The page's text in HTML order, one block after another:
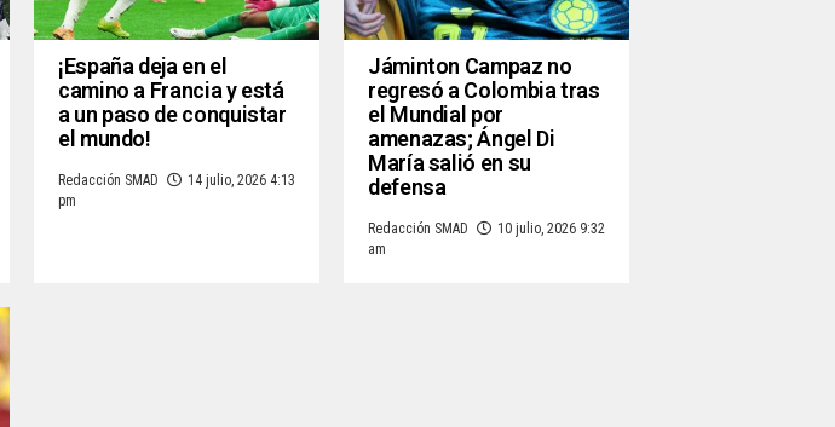
¡España deja en el
camino a Francia y está
a un paso de conquistar
el mundo!
Redacción SMAD
14 julio, 2026 4:13
pm
Jáminton Campaz no
regresó a Colombia tras
el Mundial por
amenazas; Ángel Di
María salió en su
defensa
Redacción SMAD
10 julio, 2026 9:32
am